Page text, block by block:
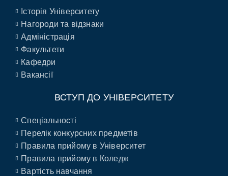
Історія Університету
Нагороди та відзнаки
Адміністрація
Факультети
Кафедри
Вакансії
ВСТУП ДО УНІВЕРСИТЕТУ
Спеціальності
Перелік конкурсних предметів
Правила прийому в Університет
Правила прийому в Коледж
Вартість навчання